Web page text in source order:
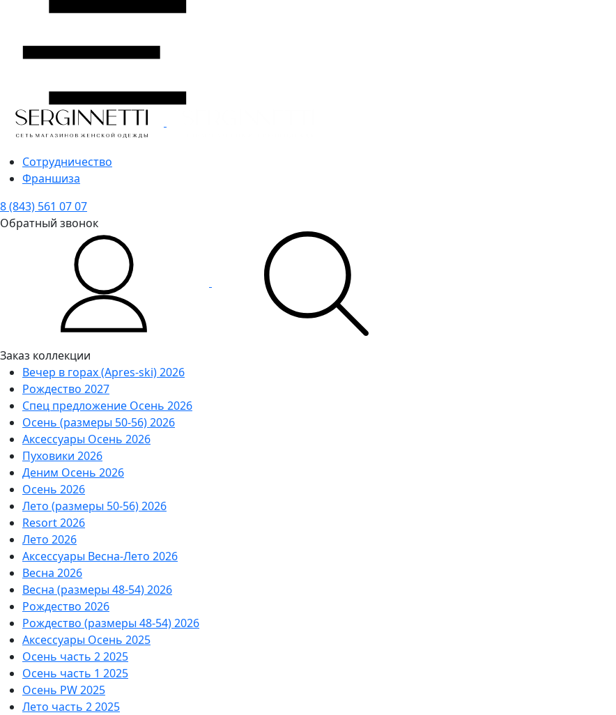
Сотрудничество
Франшиза
8 (843) 561 07 07
Обратный звонок
Заказ коллекции
Вечер в горах (Apres-ski) 2026
Рождество 2027
Спец предложение Осень 2026
Осень (размеры 50-56) 2026
Аксессуары Осень 2026
Пуховики 2026
Деним Осень 2026
Осень 2026
Лето (размеры 50-56) 2026
Resort 2026
Лето 2026
Аксессуары Весна-Лето 2026
Весна 2026
Весна (размеры 48-54) 2026
Рождество 2026
Рождество (размеры 48-54) 2026
Аксессуары Осень 2025
Осень часть 2 2025
Осень часть 1 2025
Осень PW 2025
Лето часть 2 2025